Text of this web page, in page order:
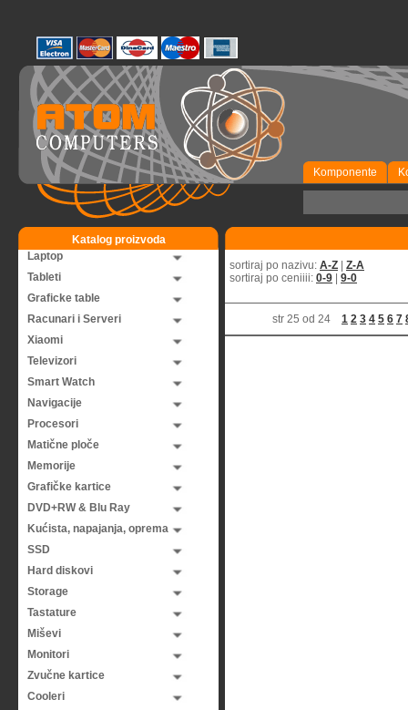
Komponente
Katalog proizvoda
Laptop
Tableti
Graficke table
Racunari i Serveri
Xiaomi
Televizori
Smart Watch
Navigacije
Procesori
Matične ploče
Memorije
Grafičke kartice
DVD+RW & Blu Ray
Kućista, napajanja, oprema
SSD
Hard diskovi
Storage
Tastature
Miševi
Monitori
Zvučne kartice
Cooleri
sortiraj po nazivu: A-Z
Z-A
sortiraj po ceniiii: 0-9 9-0
str 25 od 24 1 2 3 4 5 6 7